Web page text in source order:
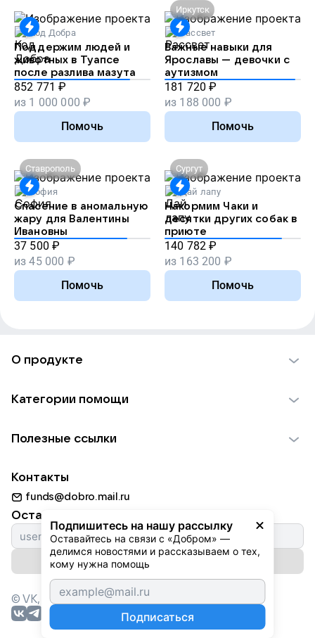
Код Добра
Поддержим людей и
животных в Туапсе
после разлива мазута
852 771 ₽
из 1 000 000 ₽
Помочь
Иркутск
Рассвет
Важные навыки для
Ярославы — девочки с
аутизмом
181 720 ₽
из 188 000 ₽
Помочь
Ставрополь
София
Спасение в аномальную
жару для Валентины
Ивановны
37 500 ₽
из45 000 ₽
Помочь
Сургут
Дай лапу
Накормим Чаки и
десятки других собак в
приюте
140 782 ₽
из 163 200 ₽
Помочь
Подпишитесь на нашу рассылку
Оставайтесь на связи с «Добром» —
делимся новостями и рассказываем о тех,
кому нужна помощь
Подписаться
О продукте
Использование материалов
Для НКО
Партнерам
Категории помощи
Пожилым
Животным
Природе
Культуре
Фондам
Полезные ссылки
Добрый день
Истории
Автоплатежи
Контакты
funds@dobro.mail.ru
Оставайтесь с нами
Подписаться на рассылку
© VK, 2026г. Все права защищены.